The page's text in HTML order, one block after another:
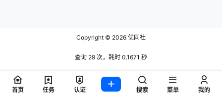
Copyright © 2026 优同社
查询 29 次，耗时 0.1671 秒
首页 任务 认证 搜索 菜单 我的